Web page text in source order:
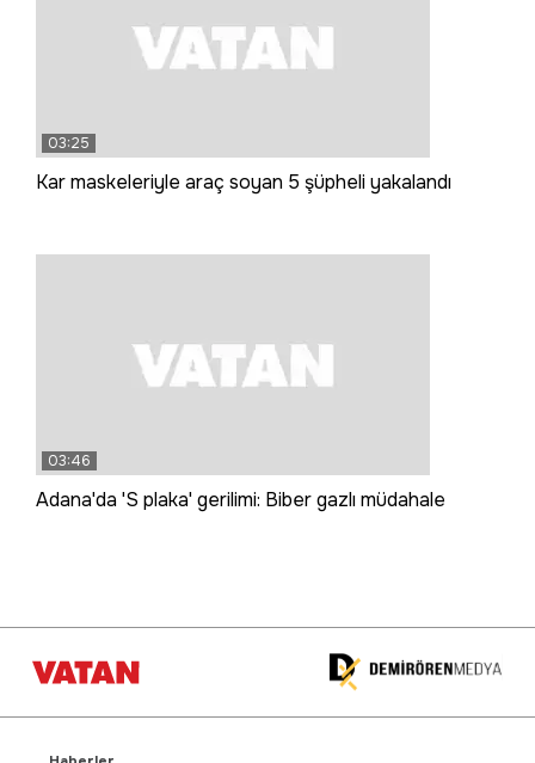
03:25
Kar maskeleriyle araç soyan 5 şüpheli yakalandı
03:46
Adana'da 'S plaka' gerilimi: Biber gazlı müdahale